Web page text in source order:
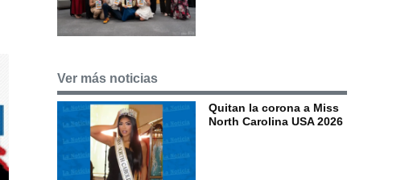
Ver más noticias
Quitan la corona a Miss
North Carolina USA 2026